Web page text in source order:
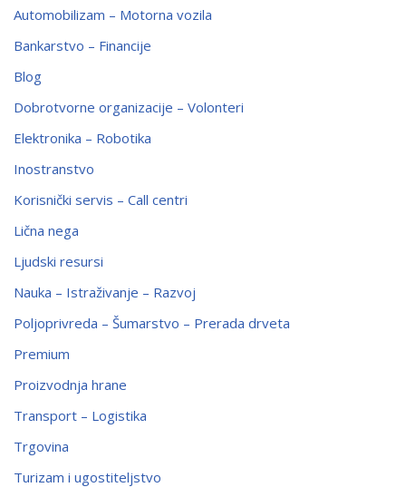
Automobilizam – Motorna vozila
Bankarstvo – Financije
Blog
Dobrotvorne organizacije – Volonteri
Elektronika – Robotika
Inostranstvo
Korisnički servis – Call centri
Lična nega
Ljudski resursi
Nauka – Istraživanje – Razvoj
Poljoprivreda – Šumarstvo – Prerada drveta
Premium
Proizvodnja hrane
Transport – Logistika
Trgovina
Turizam i ugostiteljstvo